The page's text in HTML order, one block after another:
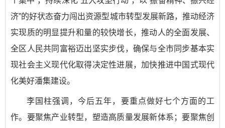
济”的好状态奋力闯出资源型城市转型发展新路，推动经济
实现质的明显提升和量的较快增长，推动人的全面发展、
全区人民共同富裕迈出坚实步伐，确保与全市同步基本实
现社会主义现代化取得决定性进展，加快推进中国式现代
化美好潘集建设。
李国柱强调，今后五年，要重点做好七个方面的工
作。要聚焦产业转型，塑造高质量发展新体系；要聚焦创